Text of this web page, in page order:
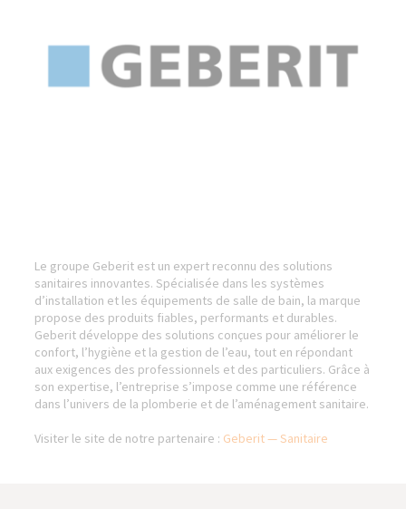
Le groupe Geberit est un expert reconnu des solutions
sanitaires innovantes. Spécialisée dans les systèmes
d’installation et les équipements de salle de bain, la marque
propose des produits fiables, performants et durables.
Geberit développe des solutions conçues pour améliorer le
confort, l’hygiène et la gestion de l’eau, tout en répondant
aux exigences des professionnels et des particuliers. Grâce à
son expertise, l’entreprise s’impose comme une référence
dans l’univers de la plomberie et de l’aménagement sanitaire.
Visiter le site de notre partenaire : Geberit — Sanitaire